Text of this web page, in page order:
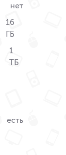
нет
16
ГБ
1
ТБ
есть